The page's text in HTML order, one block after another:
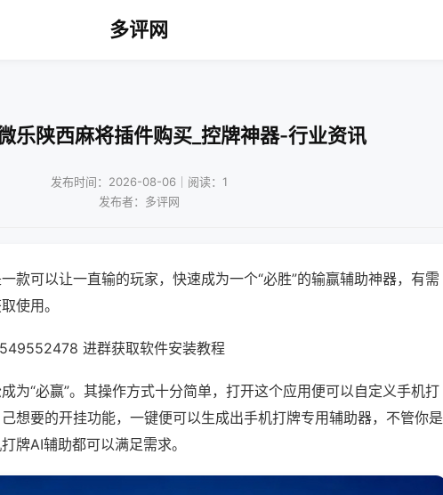
多评网
乐陕西麻将插件购买_控牌神器-行业资讯
发布时间：2026-08-06｜阅读：1
发布者：多评网
款可以让一直输的玩家，快速成为一个“必胜”的输赢辅助神器，有需
使用。
进群获取软件安装教程
为“必赢”。其操作方式十分简单，打开这个应用便可以自定义手机打
想要的开挂功能，一键便可以生成出手机打牌专用辅助器，不管你是
牌AI辅助都可以满足需求。